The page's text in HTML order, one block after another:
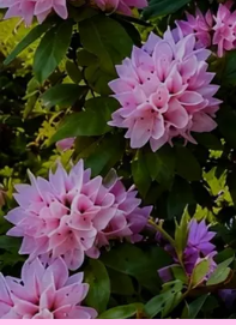
LÄS